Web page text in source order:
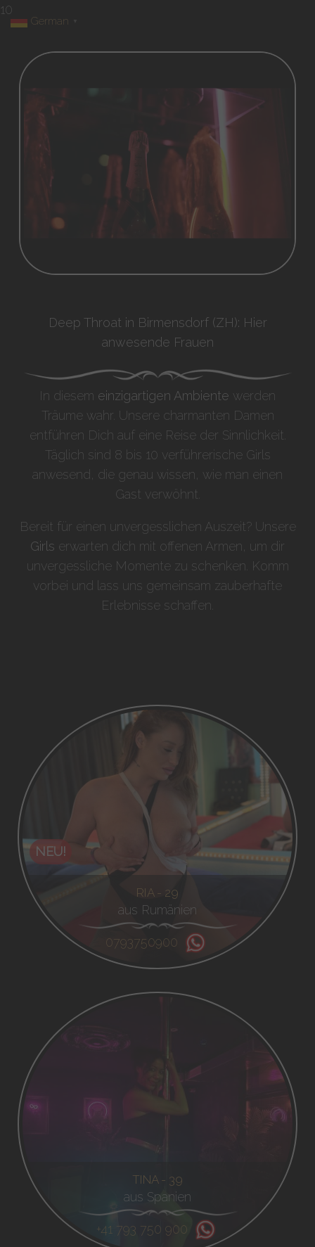
10
Deep Throat in Birmensdorf (ZH): Hier
anwesende Frauen
In diesem einzigartigen Ambiente werden
Träume wahr. Unsere charmanten Damen
entführen Dich auf eine Reise der Sinnlichkeit.
Täglich sind 8 bis 10 verführerische Girls
anwesend, die genau wissen, wie man einen
Gast verwöhnt.
Bereit für einen unvergesslichen Auszeit? Unsere
Girls erwarten dich mit offenen Armen, um dir
unvergessliche Momente zu schenken. Komm
vorbei und lass uns gemeinsam zauberhafte
Erlebnisse schaffen.
NEU!
RIA - 29
aus Rumänien
0793750900
TINA - 39
aus Spanien
+41 793 750 900
German